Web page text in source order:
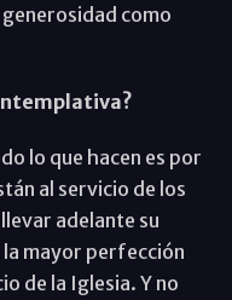
como
lo que hacen es por
al servicio de los
adelante su
la mayor perfección
de la Iglesia. Y no